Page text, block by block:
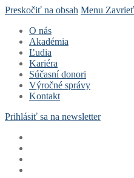
Preskočiť na obsah Menu Zavrieť
O nás
Akadémia
Ľudia
Kariéra
Súčasní donori
Výročné správy
Kontakt
Prihlásiť sa na newsletter